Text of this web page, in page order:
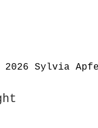
2026 Sylvia